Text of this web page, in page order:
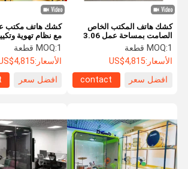
كشك هاتف مكتب
مع نظام تهوية
MOQ:1 قطعة
الأسعار:
افضل سعر
كشك هاتف المكتب الخاص
الصامت بمساحة عمل 3.06
متر مربع
MOQ:1 قطعة
الأسعار:US$4,815
افضل سعر
contact